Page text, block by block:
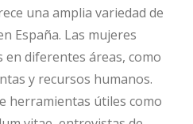
una amplia variedad de
España. Las mujeres
diferentes áreas, como
y recursos humanos.
herramientas útiles como